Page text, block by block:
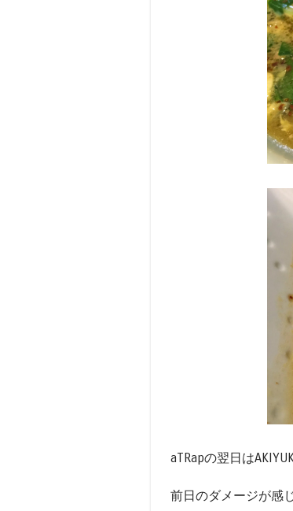
aTRapの翌日は
前日のダメージが感